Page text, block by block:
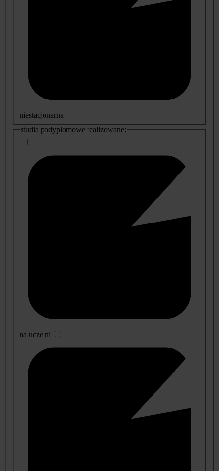
niestacjonarna
studia podyplomowe realizowane:
na uczelni